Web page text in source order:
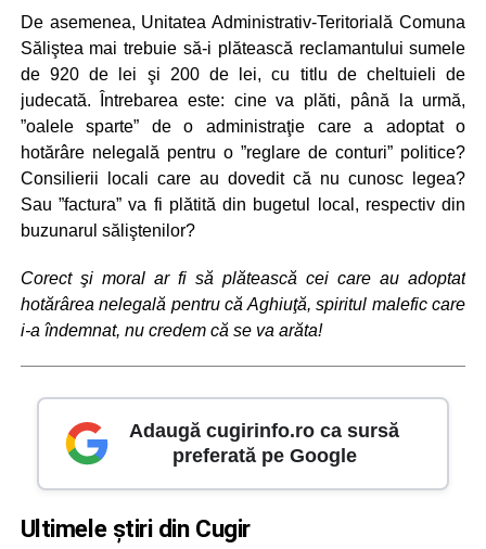
De asemenea, Unitatea Administrativ-Teritorială Comuna
Săliştea mai trebuie să-i plătească reclamantului sumele
de 920 de lei şi 200 de lei, cu titlu de cheltuieli de
judecată. Întrebarea este: cine va plăti, până la urmă,
”oalele sparte” de o administraţie care a adoptat o
hotărâre nelegală pentru o ”reglare de conturi” politice?
Consilierii locali care au dovedit că nu cunosc legea?
Sau ”factura” va fi plătită din bugetul local, respectiv din
buzunarul săliştenilor?
Corect şi moral ar fi să plătească cei care au adoptat
hotărârea nelegală pentru că Aghiuţă, spiritul malefic care
i-a îndemnat, nu credem că se va arăta!
Adaugă cugirinfo.ro ca sursă
preferată pe Google
Ultimele știri din Cugir